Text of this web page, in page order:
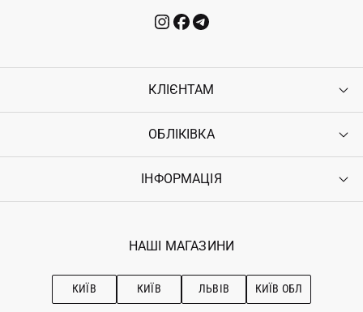
КЛІЄНТАМ
Контакти
Повернення
Гарантія
ОБЛІКІВКА
Увійти
Ostriv Club+
ІНФОРМАЦІЯ
Наші магазини
Рекомендації з догляду
НАШІ МАГАЗИНИ
КИЇВ КИЇВ ЛЬВІВ КИЇВ ОБЛ